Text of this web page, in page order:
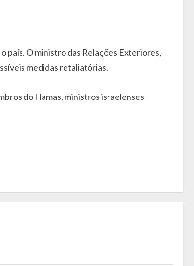
país. O ministro das Relações Exteriores,
medidas retaliatórias.
do Hamas, ministros israelenses